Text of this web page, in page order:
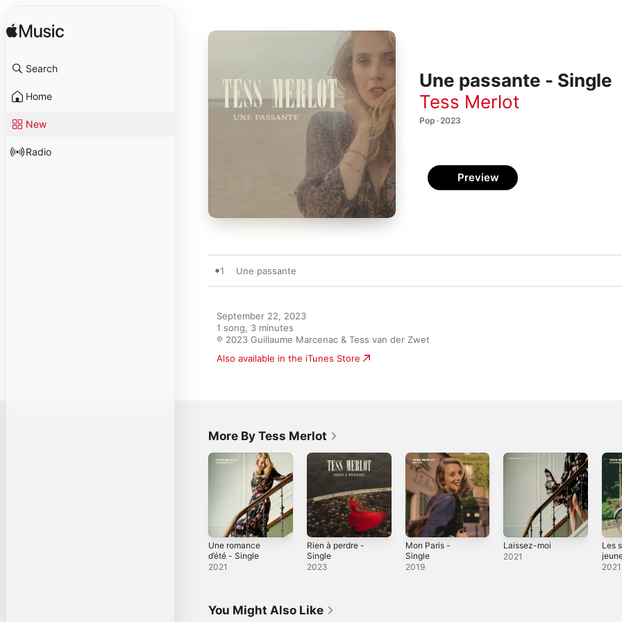
Search
Home
New
Radio
Une passante - Single
Tess Merlot
Pop · 2023
Preview
1 Une passante
September 22, 2023
1 song, 3 minutes
℗ 2023 Guillaume Marcenac & Tess van der Zwet
Also available in the iTunes Store
More By Tess Merlot
Une romance
d’été - Single
2021
Rien à perdre -
Single
2023
Mon Paris -
Single
2019
Laissez-moi
2021
Les
2021
You Might Also Like